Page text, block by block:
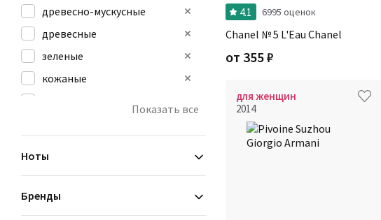
древесно-мускусные
древесные
зеленые
кожаные
Показать все
Ноты
Бренды
4.1 6995 оценок
Chanel № 5 L'Eau Chanel
от 355₽
для женщин
2014